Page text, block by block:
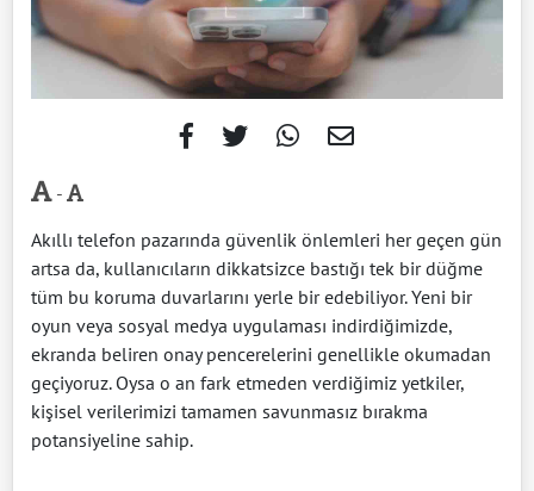
-
Akıllı telefon pazarında güvenlik önlemleri her geçen gün
artsa da, kullanıcıların dikkatsizce bastığı tek bir düğme
tüm bu koruma duvarlarını yerle bir edebiliyor. Yeni bir
oyun veya sosyal medya uygulaması indirdiğimizde,
ekranda beliren onay pencerelerini genellikle okumadan
geçiyoruz. Oysa o an fark etmeden verdiğimiz yetkiler,
kişisel verilerimizi tamamen savunmasız bırakma
potansiyeline sahip.